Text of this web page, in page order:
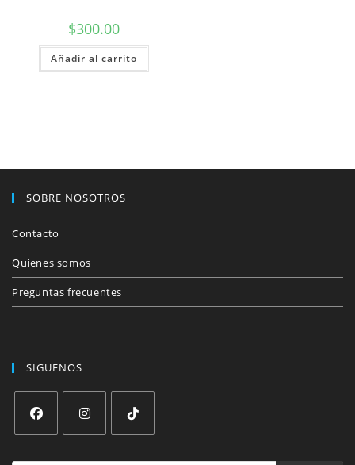
$300.00
Añadir al carrito
SOBRE NOSOTROS
Contacto
Quienes somos
Preguntas frecuentes
SIGUENOS